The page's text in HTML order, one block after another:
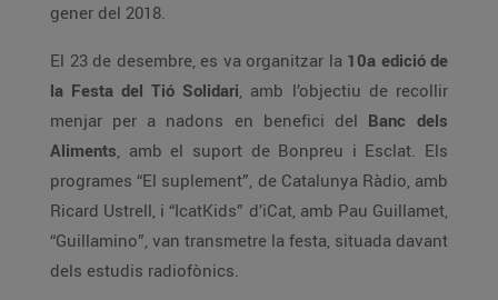
gener del 2018.
El 23 de desembre, es va organitzar la 10a edició de
la Festa del Tió Solidari, amb l’objectiu de recollir
menjar per a nadons en benefici del Banc dels
Aliments, amb el suport de Bonpreu i Esclat. Els
programes “El suplement”, de Catalunya Ràdio, amb
Ricard Ustrell, i “IcatKids” d’iCat, amb Pau Guillamet,
“Guillamino”, van transmetre la festa, situada davant
dels estudis radiofònics.